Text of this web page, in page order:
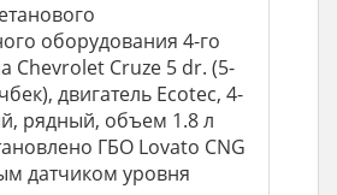
оборудования 4-го
Chevrolet Cruze 5 dr. (5-
двигатель Ecotec, 4-
рядный, объем 1.8 л
ГБО Lovato CNG
датчиком уровня